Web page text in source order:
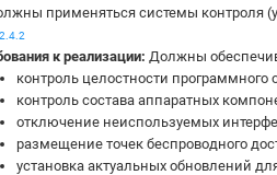
применяться системы контроля
к реализации: Должны
контроль целостности программного
контроль состава аппаратных
отключение неиспользуемых
размещение точек беспроводного
установка актуальных обновлений